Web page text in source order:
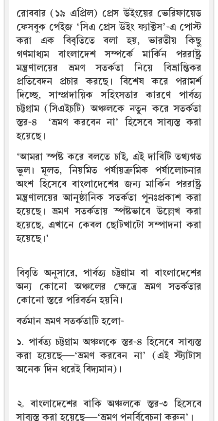
রোববার (১৯ এপ্রিল) প্রেস উইংয়ের ভেরিফায়েড
ফেসবুক পেইজ ‘সিএ প্রেস উইং ফ্যাক্টস’-এ পোস্ট
করা এক বিবৃতিতে বলা হয়, ভারতীয় কিছু
গণমাধ্যম বাংলাদেশ সম্পর্কে মার্কিন পররাষ্ট্র
মন্ত্রণালয়ের ভ্রমণ সতর্কতা নিয়ে বিভ্রান্তিকর
প্রতিবেদন প্রচার করছে। বিশেষ করে পরামর্শ
দিচ্ছে, সাম্প্রদায়িক সহিংসতার কারণে পার্বত্য
চট্টগ্রাম (সিএইচটি) অঞ্চলকে নতুন করে সতর্কতা
স্তর-৪ ‘ভ্রমণ করবেন না’ হিসেবে সাব্যস্ত করা
হয়েছে।
‘আমরা স্পষ্ট করে বলতে চাই, এই দাবিটি তথ্যগত
ভুল। মূলত, নিয়মিত পর্যায়ক্রমিক পর্যালোচনার
অংশ হিসেবে বাংলাদেশের জন্য মার্কিন পররাষ্ট্র
মন্ত্রণালয়ের আনুষ্ঠানিক সতর্কতা পুনঃপ্রকাশ করা
হয়েছে। ভ্রমণ সতর্কতায় স্পষ্টভাবে উল্লেখ করা
হয়েছে, এখানে কেবল ছোটখাটো সম্পাদনা করা
হয়েছে।’
বিবৃতি অনুসারে, পার্বত্য চট্টগ্রাম বা বাংলাদেশের
অন্য কোনো অঞ্চলের ক্ষেত্রে ভ্রমণ সতর্কতার
কোনো স্তরে পরিবর্তন হয়নি।
বর্তমান ভ্রমণ সতর্কতাটি হলো-
১. পার্বত্য চট্টগ্রাম অঞ্চলকে স্তর-৪ হিসেবে সাব্যস্ত
করা হয়েছে—‘ভ্রমণ করবেন না’ (এই স্ট্যাটাস
অনেক দিন ধরেই বিদ্যমান)।
২. বাংলাদেশের বাকি অঞ্চলকে স্তর-৩ হিসেবে
সাব্যস্ত করা হয়েছে—‘ভ্রমণ পুনর্বিবেচনা করুন’।